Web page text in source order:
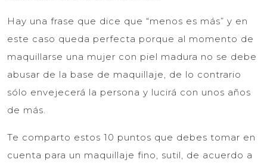
Hay una frase que dice que “menos es más” y en
este caso queda perfecta porque al momento de
maquillarse una mujer con piel madura no se debe
abusar de la base de maquillaje, de lo contrario
sólo envejecerá la persona y lucirá con unos años
de más.
Te comparto estos 10 puntos que debes tomar en
cuenta para un maquillaje fino, sutil, de acuerdo a